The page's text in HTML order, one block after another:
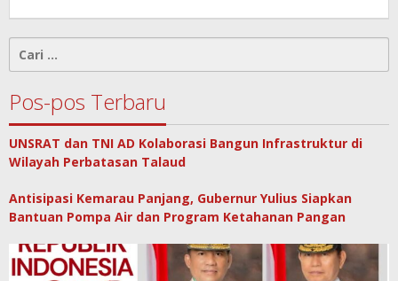
untuk:
Pos-pos Terbaru
UNSRAT dan TNI AD Kolaborasi Bangun Infrastruktur di
Wilayah Perbatasan Talaud
Antisipasi Kemarau Panjang, Gubernur Yulius Siapkan
Bantuan Pompa Air dan Program Ketahanan Pangan